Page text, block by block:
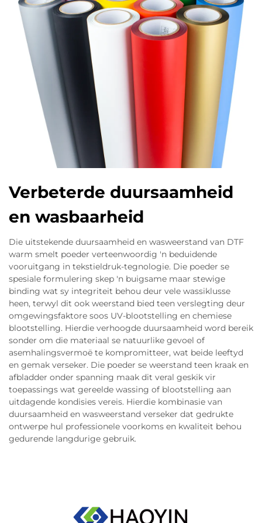
Verbeterde duursaamheid
en wasbaarheid
Die uitstekende duursaamheid en wasweerstand van DTF
warm smelt poeder verteenwoordig 'n beduidende
vooruitgang in tekstieldruk-tegnologie. Die poeder se
spesiale formulering skep 'n buigsame maar stewige
binding wat sy integriteit behou deur vele wassiklusse
heen, terwyl dit ook weerstand bied teen verslegting deur
omgewingsfaktore soos UV-blootstelling en chemiese
blootstelling. Hierdie verhoogde duursaamheid word bereik
sonder om die materiaal se natuurlike gevoel of
asemhalingsvermoë te kompromitteer, wat beide leeftyd
en gemak verseker. Die poeder se weerstand teen kraak en
afbladder onder spanning maak dit veral geskik vir
toepassings wat gereelde wassing of blootstelling aan
uitdagende kondisies vereis. Hierdie kombinasie van
duursaamheid en wasweerstand verseker dat gedrukte
ontwerpe hul professionele voorkoms en kwaliteit behou
gedurende langdurige gebruik.